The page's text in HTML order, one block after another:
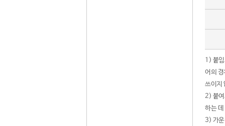
1) 붙
어의
쓰이지
2) 붙여
하는
3) 가운